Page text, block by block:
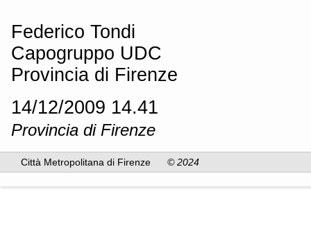
Federico Tondi
Capogruppo UDC
Provincia di Firenze
14/12/2009 14.41
Provincia di Firenze
Città Metropolitana di Firenze © 2024